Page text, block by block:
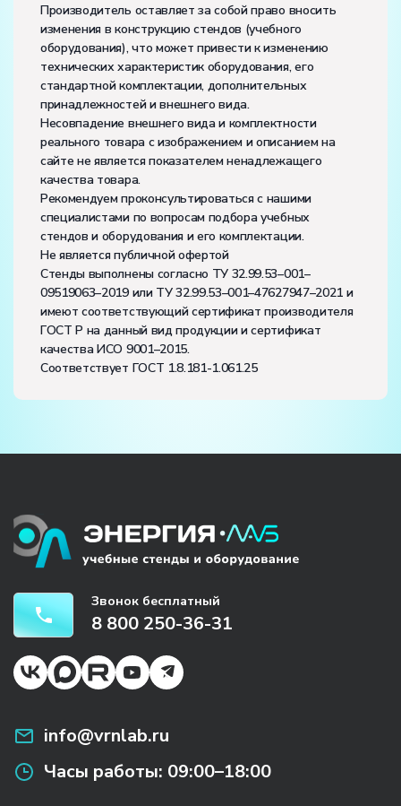
Производитель оставляет за собой право вносить
изменения в конструкцию стендов (учебного
оборудования), что может привести к изменению
технических характеристик оборудования, его
стандартной комплектации, дополнительных
принадлежностей и внешнего вида.
Несовпадение внешнего вида и комплектности
реального товара с изображением и описанием на
сайте не является показателем ненадлежащего
качества товара.
Рекомендуем проконсультироваться с нашими
специалистами по вопросам подбора учебных
стендов и оборудования и его комплектации.
Не является публичной офертой
Стенды выполнены согласно ТУ 32.99.53–001–
09519063–2019 или ТУ 32.99.53–001–47627947–2021 и
имеют соответствующий сертификат производителя
ГОСТ Р на данный вид продукции и сертификат
качества ИСО 9001–2015.
Соответствует ГОСТ 1.8.181-1.061.25
Звонок бесплатный
8 800 250-36-31
info@vrnlab.ru
Часы работы: 09:00–18:00